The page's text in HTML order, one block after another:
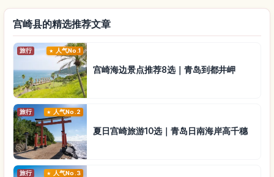
宫崎县的精选推荐文章
旅行 人气No.1
宫崎海边景点推荐8选｜青岛到都井岬
旅行 人气No.2
夏日宫崎旅游10选｜青岛日南海岸高千穗
旅行 人气No.3